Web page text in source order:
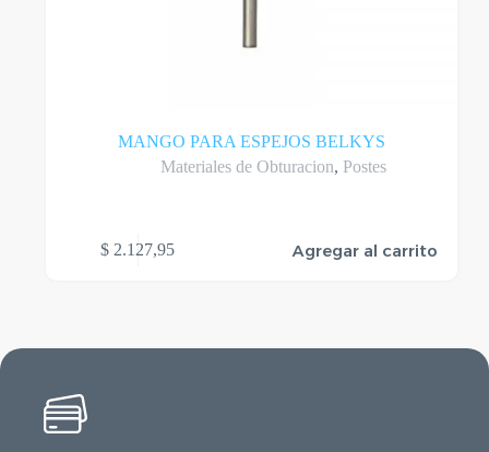
MANGO PARA ESPEJOS BELKYS
Materiales de Obturacion, Postes
$ 2.127,95 Agregar al carrito